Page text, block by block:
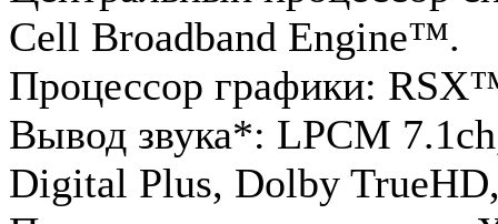
Cell Broadband Engine™.
Процессор графики:
Вывод звука*: LPCM
Digital Plus, Dolby